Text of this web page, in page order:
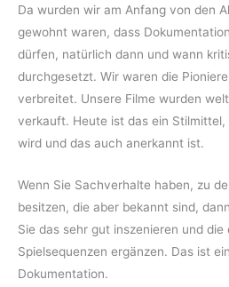
Da wurden wir am Anfang von den
gewohnt waren, dass
dürfen, natürlich dann und wann
durchgesetzt. Wir waren die
verbreitet. Unsere Filme wurden
verkauft. Heute ist das ein
wird und das auch anerkannt ist.
Wenn Sie Sachverhalte haben, zu
besitzen, die aber bekannt sind,
Sie das sehr gut inszenieren und
Spielsequenzen ergänzen. Das ist
Dokumentation.